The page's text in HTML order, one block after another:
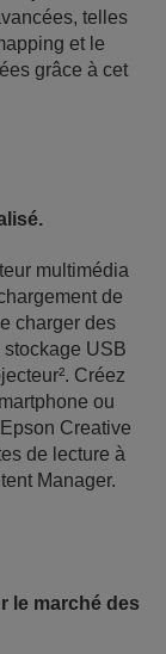
telles
et le
grâce à cet
multimédia
de
charger des
stockage USB
Créez
ou
Creative
de lecture à
Manager.
le marché des